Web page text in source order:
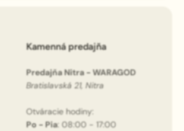
Kamenná predajňa
Predajňa Nitra - WARAGOD
Bratislavská 21, Nitra
Otváracie hodiny:
Po - Pia: 08:00 - 17:00